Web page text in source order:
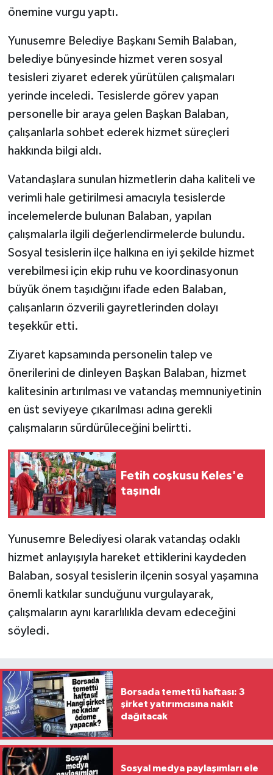
önemine vurgu yaptı.
Yunusemre Belediye Başkanı Semih Balaban,
belediye bünyesinde hizmet veren sosyal
tesisleri ziyaret ederek yürütülen çalışmaları
yerinde inceledi. Tesislerde görev yapan
personelle bir araya gelen Başkan Balaban,
çalışanlarla sohbet ederek hizmet süreçleri
hakkında bilgi aldı.
Vatandaşlara sunulan hizmetlerin daha kaliteli ve
verimli hale getirilmesi amacıyla tesislerde
incelemelerde bulunan Balaban, yapılan
çalışmalarla ilgili değerlendirmelerde bulundu.
Sosyal tesislerin ilçe halkına en iyi şekilde hizmet
verebilmesi için ekip ruhu ve koordinasyonun
büyük önem taşıdığını ifade eden Balaban,
çalışanların özverili gayretlerinden dolayı
teşekkür etti.
Ziyaret kapsamında personelin talep ve
önerilerini de dinleyen Başkan Balaban, hizmet
kalitesinin artırılması ve vatandaş memnuniyetinin
en üst seviyeye çıkarılması adına gerekli
çalışmaların sürdürüleceğini belirtti.
Fetih coşkusu Keles'e
taşındı
Yunusemre Belediyesi olarak vatandaş odaklı
hizmet anlayışıyla hareket ettiklerini kaydeden
Balaban, sosyal tesislerin ilçenin sosyal yaşamına
önemli katkılar sunduğunu vurgulayarak,
çalışmaların aynı kararlılıkla devam edeceğini
söyledi.
Borsada temettü haftası: 3
şirket yatırımcısına nakit
dağıtacak
Sosyal medya paylaşımları ele